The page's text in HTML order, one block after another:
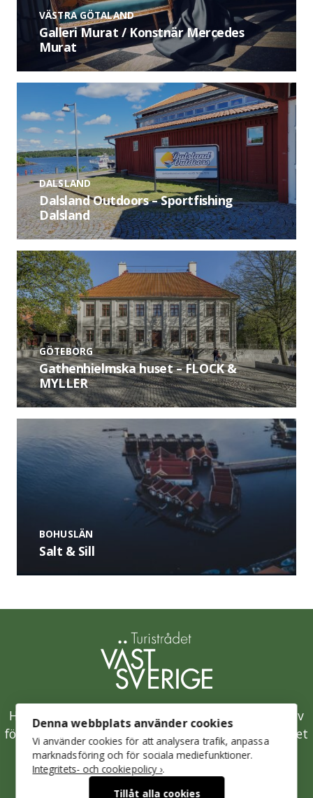
VÄSTRA GÖTALAND
Galleri Murat / Konstnär Mercedes
Murat
DALSLAND
Dalsland Outdoors – Sportfishing
Dalsland
GÖTEBORG
Gathenhielmska huset – FLOCK &
MYLLER
BOHUSLÄN
Salt & Sill
Hållbarhetsklivet är Västsveriges samlade initiativ
för en hållbar besöksnäring och drivs av Turistrådet
Västsverige.
Mer om Turistrådet Västsverige
Denna webbplats använder cookies
Vi använder cookies för att analysera trafik, anpassa
marknadsföring och för sociala mediefunktioner.
Integritets- och cookiepolicy ›.
Tillåt alla cookies